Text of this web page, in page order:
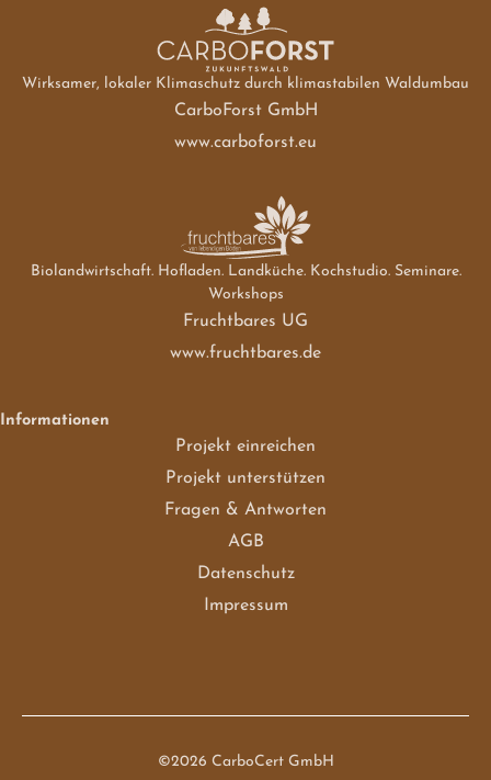
Wirksamer, lokaler Klimaschutz durch klimastabilen Waldumbau
CarboForst GmbH
www.carboforst.eu
Biolandwirtschaft. Hofladen. Landküche. Kochstudio. Seminare.
Workshops
Fruchtbares UG
www.fruchtbares.de
Informationen
Projekt einreichen
Projekt unterstützen
Fragen & Antworten
AGB
Datenschutz
Impressum
©2026 CarboCert GmbH